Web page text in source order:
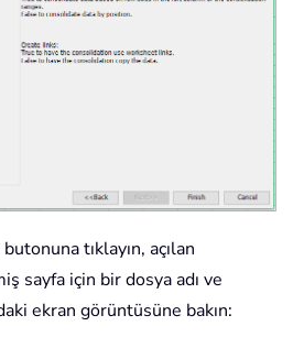
butonuna tıklayın, açılan
sayfa için bir dosya adı ve
ekran görüntüsüne bakın: